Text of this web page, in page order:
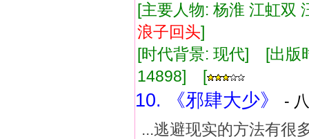
[主要人物: 杨淮 江虹
浪子回头]
[时代背景: 现代] [出
14898] [
10. 《邪肆大少》
-
...逃避现实的方法有很